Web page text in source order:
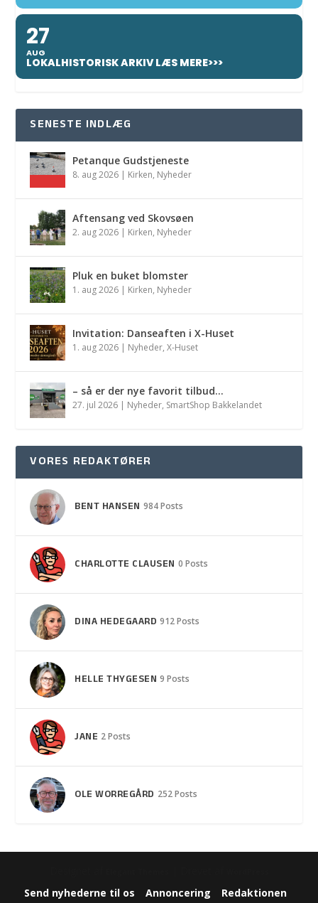
27
AUG
LOKALHISTORISK ARKIV LÆS MERE>>>
SENESTE INDLÆG
Petanque Gudstjeneste
8. aug 2026 | Kirken, Nyheder
Aftensang ved Skovsøen
2. aug 2026 | Kirken, Nyheder
Pluk en buket blomster
1. aug 2026 | Kirken, Nyheder
Invitation: Danseaften i X-Huset
1. aug 2026 | Nyheder,X-Huset
– så er der nye favorit tilbud…
27. jul 2026 | Nyheder, SmartShop Bakkelandet
VORES REDAKTØRER
BENT HANSEN 984 Posts
CHARLOTTE CLAUSEN 0 Posts
DINA HEDEGAARD 912 Posts
HELLE THYGESEN 9 Posts
JANE 2 Posts
OLE WORREGÅRD 252 Posts
Send nyhederne til os Annoncering
Redaktionen